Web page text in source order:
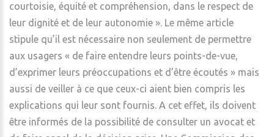
courtoisie, équité et compréhension, dans le respect de
leur dignité et de leur autonomie ». Le même article
stipule qu’il est nécessaire non seulement de permettre
aux usagers « de faire entendre leurs points-de-vue,
d’exprimer leurs préoccupations et d’être écoutés » mais
aussi de veiller à ce que ceux-ci aient bien compris les
explications qui leur sont fournis. A cet effet, ils doivent
être informés de la possibilité de consulter un avocat et